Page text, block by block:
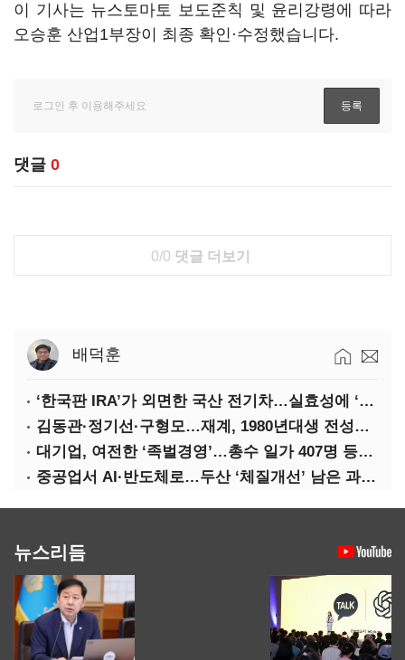
이 기사는 뉴스토마토 보도준칙 및 윤리강령에 따라
오승훈 산업1부장이 최종 확인·수정했습니다.
댓글 0
0/0 댓글 더보기
배덕훈
‘한국판 IRA’가 외면한 국산 전기차…실효성에 ‘의문’
김동관·정기선·구형모…재계, 1980년대생 전성시대
대기업, 여전한 ‘족벌경영’…총수 일가 407명 등기임원
중공업서 AI·반도체로…두산 ‘체질개선’ 남은 과제는
뉴스리듬